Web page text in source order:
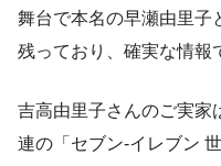
舞台で本名の早瀬由里子
残っており、確実な情報
吉高由里子さんのご実家
連の「セブン-イレブン